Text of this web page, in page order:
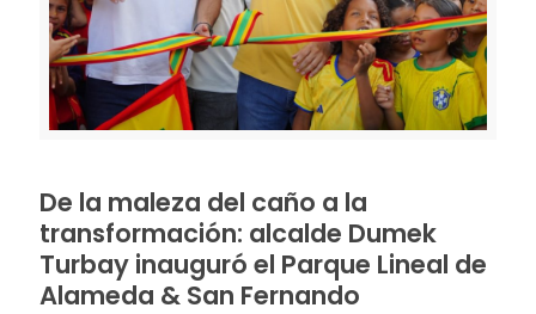
De la maleza del caño a la
transformación: alcalde Dumek
Turbay inauguró el Parque Lineal de
Alameda & San Fernando